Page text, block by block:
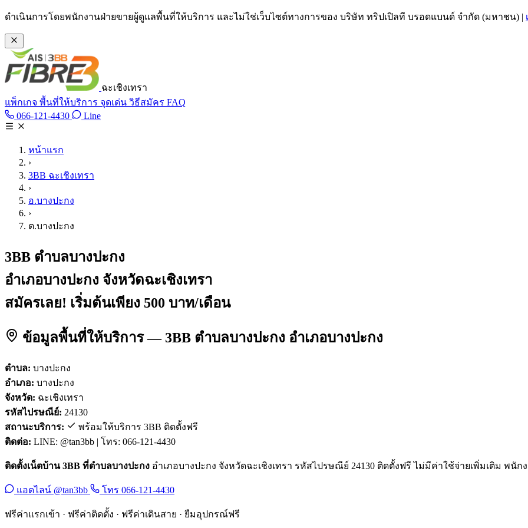
ข้ามไปเนื้อหาหลัก
ดำเนินการโดยพนักงานฝ่ายขายผู้ดูแลพื้นที่ให้บริการ และไม่ใช่เว็บไซต์ทางการของ บริษัท ทริปเปิลที บรอดแบนด์ จำกัด (มหาชน) |
ฉะเชิงเทรา
แพ็กเกจ พื้นที่ให้บริการ จุดเด่น วิธีสมัคร FAQ
066-121-4430 โทร 066-121-4430
LineLine @tan3bb
หน้าแรก
›
3BB ฉะเชิงเทรา
›
อ.บางปะกง
›
ต.บางปะกง
3BB ตำบลบางปะกง
อำเภอบางปะกง จังหวัดฉะเชิงเทรา
สมัครเลย! เริ่มต้นเพียง 500 บาท/เดือน
ข้อมูลพื้นที่ให้บริการ — 3BB ตำบลบางปะกง อำเภอบางปะกง
ตำบล: บางปะกง
อำเภอ: บางปะกง
จังหวัด: ฉะเชิงเทรา
รหัสไปรษณีย์: 24130
สถานะบริการ:
พร้อมให้บริการ 3BB ติดตั้งฟรี
ติดต่อ: LINE: @tan3bb | โทร: 066-121-4430
ติดตั้งเน็ตบ้าน 3BB ที่ตำบลบางปะกง อำเภอบางปะกง จังหวัดฉะเชิงเทรา รหัสไปรษณีย์ 24130 ติดตั้งฟรี ไม่มีค่าใช้จ่ายเพิ่มเติม พ
แอดไลน์ @tan3bb โทร 066-121-4430
ฟรีค่าแรกเข้า · ฟรีค่าติดตั้ง · ฟรีค่าเดินสาย · ยืมอุปกรณ์ฟรี